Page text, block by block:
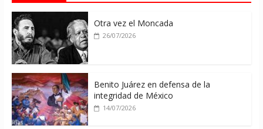
Otra vez el Moncada
26/07/2026
Benito Juárez en defensa de la
integridad de México
14/07/2026